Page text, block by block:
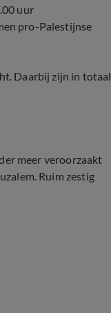
uur
pro-Palestijnse
Daarbij zijn in totaal
meer veroorzaakt
Ruim zestig